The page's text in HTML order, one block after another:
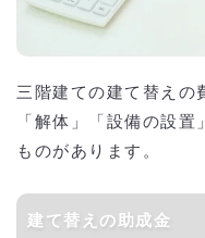
三階建ての建て替えの
「解体」「設備の設
ものがあります。
建て替えの助成金